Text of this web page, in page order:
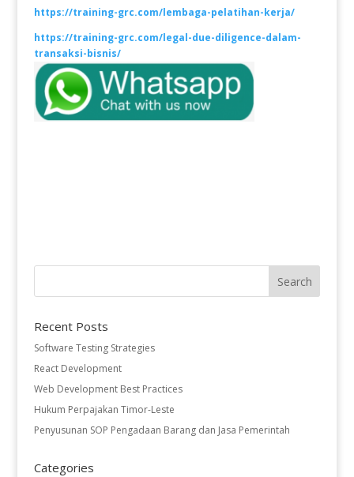
https://training-grc.com/lembaga-pelatihan-kerja/
https://training-grc.com/legal-due-diligence-dalam-
transaksi-bisnis/
Recent Posts
Software Testing Strategies
React Development
Web Development Best Practices
Hukum Perpajakan Timor-Leste
Penyusunan SOP Pengadaan Barang dan Jasa Pemerintah
Categories